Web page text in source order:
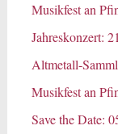
Musikfest an
Jahreskonzert:
Altmetall-
Musikfest an
Save the Date: